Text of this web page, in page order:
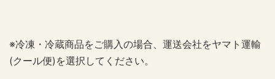
※冷凍・冷蔵商品をご購入の場合、運送会社をヤマト運輸
(クール便)を選択してください。